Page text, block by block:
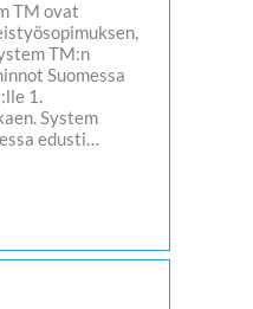
TM ovat
TM:n
Suomessa
1.
System
edusti…